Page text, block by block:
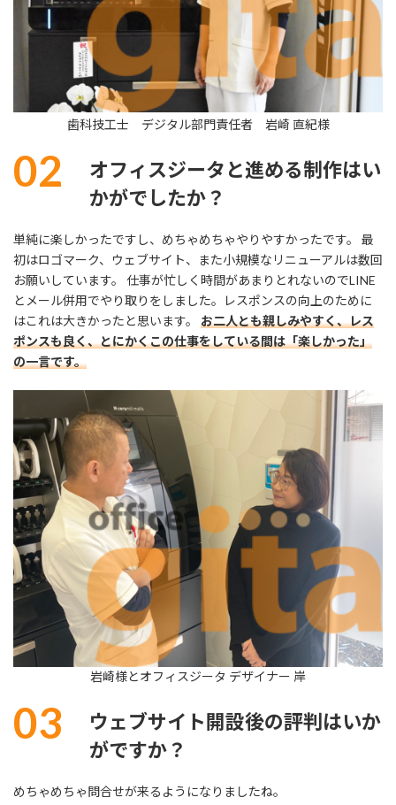
歯科技工士 デジタル部門責任者 岩崎 直紀様
02
オフィスジータと進める制作はい
かがでしたか？
岩崎様とオフィスジータ デザイナー 岸
単純に楽しかったですし、めちゃめちゃやりやすかったです。 最
初はロゴマーク、ウェブサイト、また小規模なリニューアルは数回
お願いしています。 仕事が忙しく時間があまりとれないのでLINE
とメール併用でやり取りをしました。レスポンスの向上のために
はこれは大きかったと思います。 お二人とも親しみやすく、レス
ポンスも良く、とにかくこの仕事をしている間は「楽しかった」
の一言です。
03
ウェブサイト開設後の評判はいか
がですか？
めちゃめちゃ問合せが来るようになりましたね。